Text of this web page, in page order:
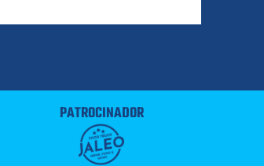
PATROCINADOR